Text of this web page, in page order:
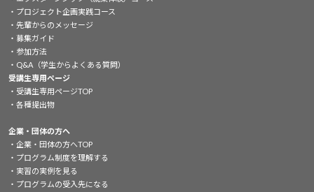
プロジェクト企画実践コース
先輩からのメッセージ
募集ガイド
参加方法
Q&A（学生からよくある質問）
受講生専用ページ
受講生専用ページTOP
各種提出物
企業・団体の方へ
企業・団体の方へTOP
プログラム制度を理解する
実習の実例を見る
プログラムの受入先になる